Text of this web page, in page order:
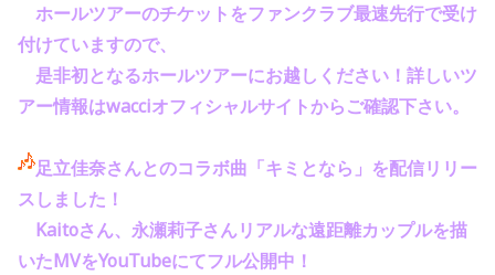
ホールツアーのチケットをファンクラブ最速先行で受け
付けていますので、
是非初となるホールツアーにお越しください！ 詳しいツ
アー情報はwacciオフィシャルサイトからご確認下さい。
足立佳奈さんとのコラボ曲「キミとなら」を配信リリー
スしました！
Kaitoさん、永瀬莉子さんリアルな遠距離カップルを描
いたMVをYouTubeにてフル公開中！